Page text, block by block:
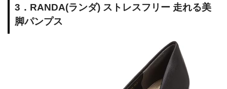
3．RANDA(ランダ) ストレスフリー 走れる美
脚パンプス